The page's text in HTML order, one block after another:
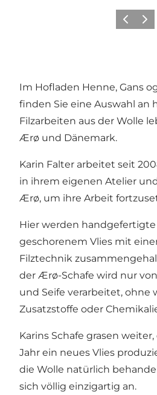
ZurückWeiter
Im Hofladen Henne, Gans
finden Sie eine Auswahl an
Filzarbeiten aus der Wolle
Ærø und Dänemark.
Karin Falter arbeitet seit
in ihrem eigenen Atelier
Ærø, um ihre Arbeit
Hier werden handgefertigte
geschorenem Vlies mit
Filztechnik
der Ærø-Schafe wird nur
und Seife verarbeitet, ohne
Zusatzstoffe oder
Karins Schafe grasen
Jahr ein neues Vlies
die Wolle natürlich
sich völlig einzigartig an.